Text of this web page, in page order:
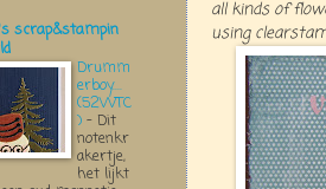
all kinds of
using
scrap&stampin
Drumm
erboy....
(52WTC
) - Dit
notenkr
akertje,
het lijkt